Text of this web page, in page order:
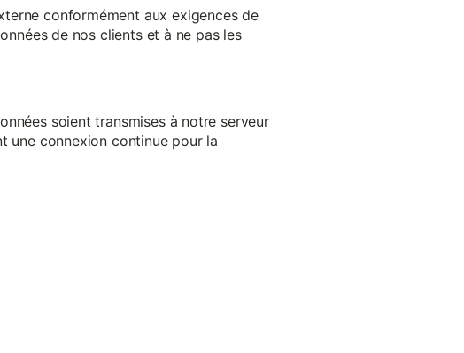
conformément aux exigences de
de nos clients et à ne pas les
soient transmises à notre serveur
une connexion continue pour la